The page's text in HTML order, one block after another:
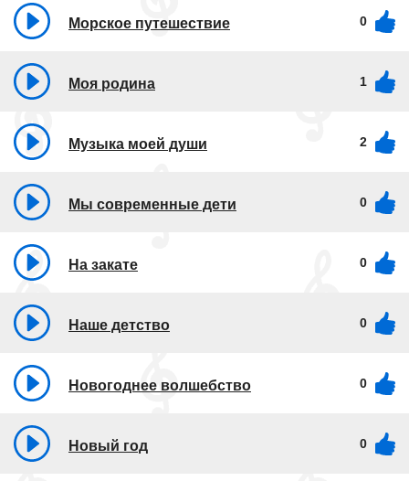
Морское путешествие 0
Моя родина 1
Музыка моей души 2
Мы современные дети 0
На закате 0
Наше детство 0
Новогоднее волшебство 0
Новый год 0